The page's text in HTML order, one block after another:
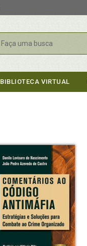
Buscar
BIBLIOTECA VIRTUAL